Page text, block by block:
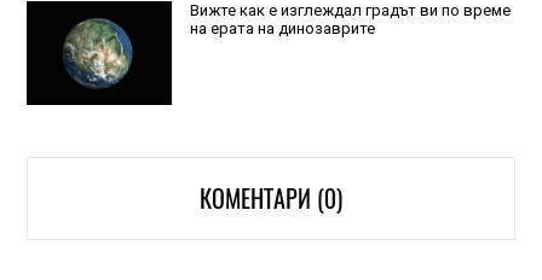
Вижте как е изглеждал градът ви по време
на ерата на динозаврите
КОМЕНТАРИ (0)